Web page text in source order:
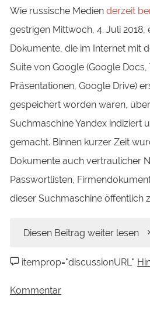
Wie russische Medien derzeit
gestrigen Mittwoch, 4. Juli 2018,
Dokumente, die im Internet mit
Suite von Google (Google Docs,
Präsentationen, Google Drive)
gespeichert worden waren,
Suchmaschine Yandex indiziert
gemacht. Binnen kurzer Zeit
Dokumente auch vertraulicher
Passwortlisten,
dieser Suchmaschine öffentlich
Diesen Beitrag weiter lesen
itemprop="discussionURL"
Kommentar